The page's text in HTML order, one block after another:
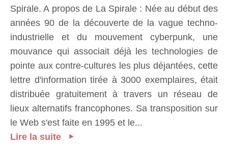
Spirale. A propos de La Spirale : Née au début des
années 90 de la découverte de la vague techno-
industrielle et du mouvement cyberpunk, une
mouvance qui associait déjà les technologies de
pointe aux contre-cultures les plus déjantées, cette
lettre d'information tirée à 3000 exemplaires, était
distribuée gratuitement à travers un réseau de
lieux alternatifs francophones. Sa transposition sur
le Web s'est faite en 1995 et le...
Lire la suite